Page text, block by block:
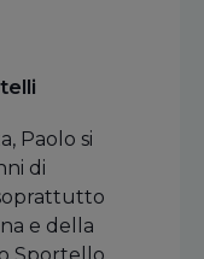
Paolo si
di
e della